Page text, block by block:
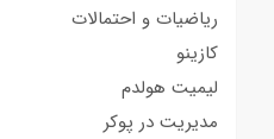
ریاضیات و احتمالات
کازینو
لیمیت هولدم
مدیریت در پوکر